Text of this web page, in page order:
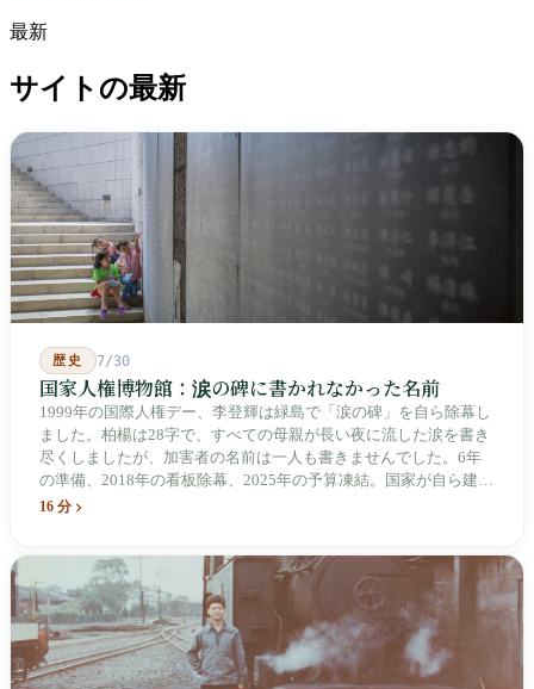
最新
サイトの最新
歴史 7/30
国家人権博物館：涙の碑に書かれなかった名前
1999年の国際人権デー、李登輝は緑島で「涙の碑」を自ら除幕し
ました。柏楊は28字で、すべての母親が長い夜に流した涙を書き
尽くしましたが、加害者の名前は一人も書きませんでした。6年
の準備、2018年の看板除幕、2025年の予算凍結。国家が自ら建
て、自らが行ったことを記念する博物館です。しかし解厳から39
16 分